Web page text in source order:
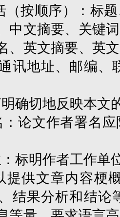
（按顺序）：标
中文摘要、关键
、英文摘要、英
讯地址、邮编、
明确切地反映本
：论文作者署名
：标明作者工作
提供文章内容
结果分析和结论